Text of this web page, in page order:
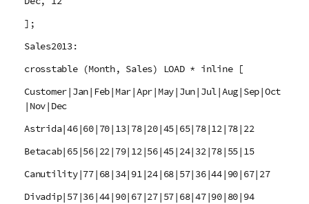
];
Sales2013:
crosstable (Month, Sales) LOAD * inline [
Customer|Jan|Feb|Mar|Apr|May|Jun|Jul|Aug|Sep|Oct
|Nov|Dec
Astrida|46|60|70|13|78|20|45|65|78|12|78|22
Betacab|65|56|22|79|12|56|45|24|32|78|55|15
Canutility|77|68|34|91|24|68|57|36|44|90|67|27
Divadip|57|36|44|90|67|27|57|68|47|90|80|94